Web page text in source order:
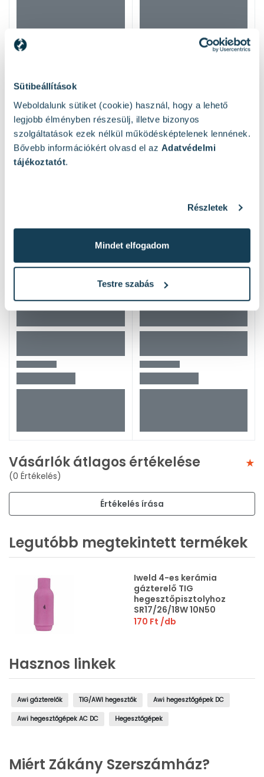
Sütibeállítások
Weboldalunk sütiket (cookie) használ, hogy a lehető
legjobb élményben részesülj, illetve bizonyos
szolgáltatások ezek nélkül működésképtelenek lennének.
Bővebb információkért olvasd el az Adatvédelmi
tájékoztatót.
Részletek
Mindet elfogadom
Testre szabás
Vásárlók átlagos értékelése
(0 Értékelés)
Értékelés írása
Legutóbb megtekintett termékek
Iweld 4-es kerámia
gázterelő TIG
hegesztőpisztolyhoz
SR17/26/18W 10N50
170 Ft /db
Hasznos linkek
Awi gázterelők TIG/AWI hegesztők Awi hegesztőgépek DC
Awi hegesztőgépek AC DC Hegesztőgépek
Miért Zákány Szerszámház?